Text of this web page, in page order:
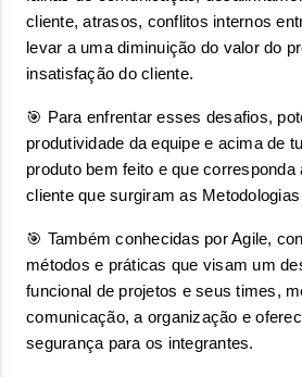
cliente, atrasos, conflitos internos
levar a uma diminuição do valor do
insatisfação do cliente.
🎯 Para enfrentar esses desafios,
produtividade da equipe e acima de
produto bem feito e que corresponda
cliente que surgiram as
🎯 Também conhecidas por Agile,
métodos e práticas que visam um
funcional de projetos e seus times,
comunicação, a organização e
segurança para os integrantes.